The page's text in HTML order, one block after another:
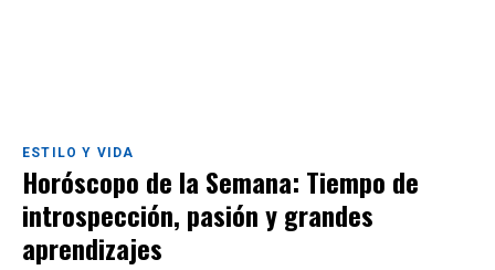
ESTILO Y VIDA
Horóscopo de la Semana: Tiempo de
introspección, pasión y grandes
aprendizajes